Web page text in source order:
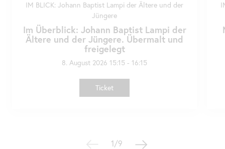
Im Überblick: Johann Baptist Lampi der
Ältere und der Jüngere. Übermalt und
freigelegt
IM BLICK: Johann Baptist Lampi der Ältere und der
Jüngere
8. August 2026 15:15 - 16:15
Ticket
1/9